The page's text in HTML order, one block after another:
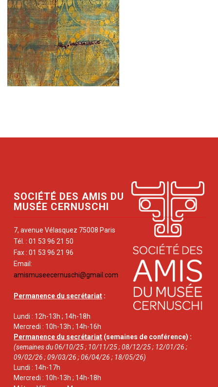
SOCIÉTÉ DES AMIS DU
MUSÉE CERNUSCHI
7, avenue Vélasquez 75008 Paris
Tél. : 01 53 96 21 50
Fax : 01 53 96 21 96
Email:
amismuseecernuschi@gmail.com
Permanence du secrétariat :
Lundi : 12h-13h ; 14h-18h
Mercredi : 10h-13h ; 14h-16h
Permanence du secrétariat (semaines de conférence) :
(semaines du 06/10/25 ; 10/11/25 ; 08/12/25 ; 12/01/26 ;
09/02/26 ; 09/03/26 ; 06/04/26 ; 18/05/26)
Lundi : 14h-17h
Mercredi : 10h-13h ; 14h-18h